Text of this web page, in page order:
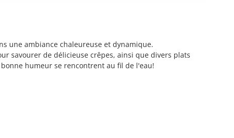
une ambiance chaleureuse et dynamique.
savourer de délicieuse crêpes, ainsi que divers plats
humeur se rencontrent au fil de l'eau!